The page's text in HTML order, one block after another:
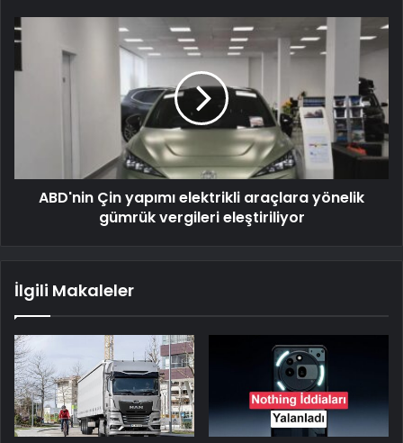
ABD'nin Çin yapımı elektrikli araçlara yönelik
gümrük vergileri eleştiriliyor
İlgili Makaleler